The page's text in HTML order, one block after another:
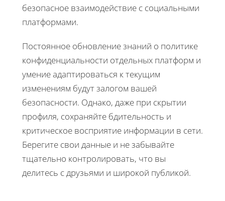
безопасное взаимодействие с социальными
платформами.
Постоянное обновление знаний о политике
конфиденциальности отдельных платформ и
умение адаптироваться к текущим
изменениям будут залогом вашей
безопасности. Однако, даже при скрытии
профиля, сохраняйте бдительность и
критическое восприятие информации в сети.
Берегите свои данные и не забывайте
тщательно контролировать, что вы
делитесь с друзьями и широкой публикой.